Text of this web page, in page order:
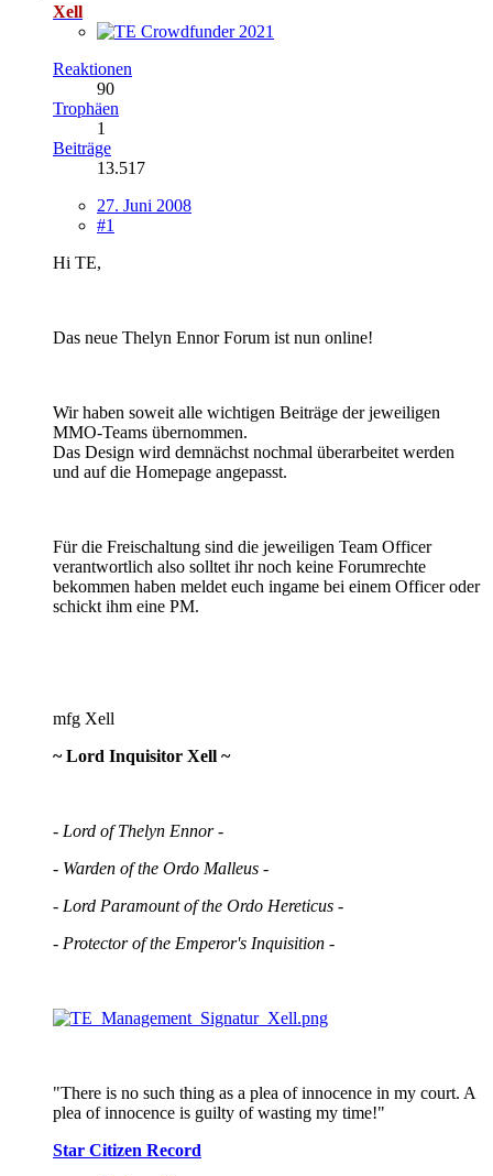
Xell
Reaktionen
90
Trophäen
1
Beiträge
13.517
27. Juni 2008
#1
Hi TE,
Das neue Thelyn Ennor Forum ist nun online!
Wir haben soweit alle wichtigen Beiträge der jeweiligen
MMO-Teams übernommen.
Das Design wird demnächst nochmal überarbeitet werden
und auf die Homepage angepasst.
Für die Freischaltung sind die jeweiligen Team Officer
verantwortlich also solltet ihr noch keine Forumrechte
bekommen haben meldet euch ingame bei einem Officer oder
schickt ihm eine PM.
mfg Xell
~ Lord Inquisitor Xell ~
- Lord of Thelyn Ennor -
- Warden of the Ordo Malleus -
- Lord Paramount of the Ordo Hereticus -
- Protector of the Emperor's Inquisition -
"There is no such thing as a plea of innocence in my court. A
plea of innocence is guilty of wasting my time!"
Star Citizen Record